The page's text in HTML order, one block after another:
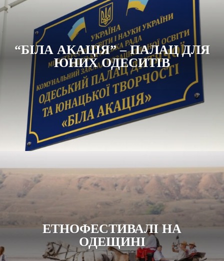
“БІЛА АКАЦІЯ” – ПАЛАЦ ДЛЯ
ЮНИХ ОДЕСИТІВ
ЕТНОФЕСТИВАЛІ НА
ОДЕЩИНІ